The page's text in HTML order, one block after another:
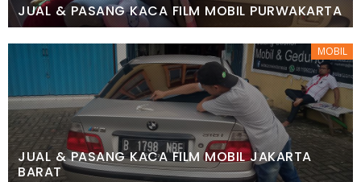
JUAL & PASANG KACA FILM MOBIL PURWAKARTA
MOBIL
JUAL & PASANG KACA FILM MOBIL JAKARTA
BARAT